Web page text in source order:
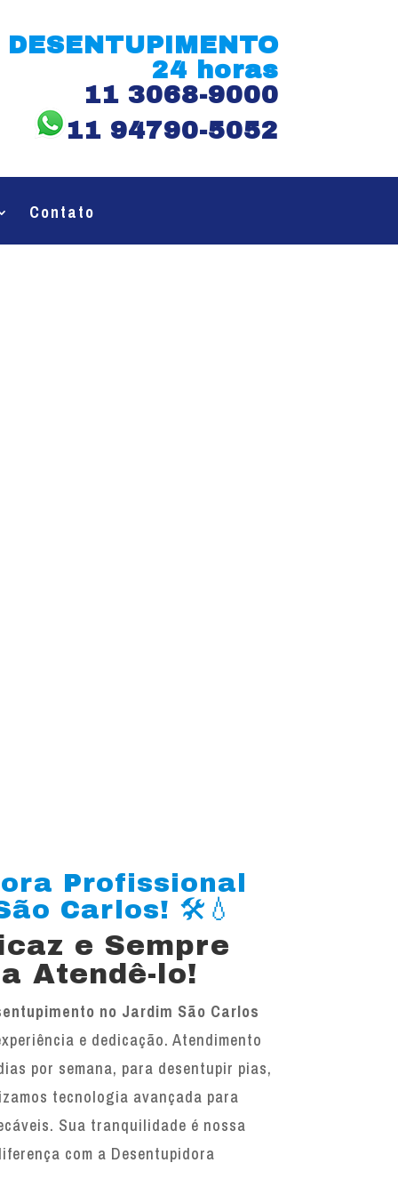
DESENTUPIMENTO
24 horas
11 3068-9000
11 94790-5052
Contato
Profissional
Carlos! 🛠️💧
e Sempre
Atendê-lo!
no Jardim São Carlos
e dedicação. Atendimento
por semana, para desentupir pias,
tecnologia avançada para
Sua tranquilidade é nossa
com a Desentupidora